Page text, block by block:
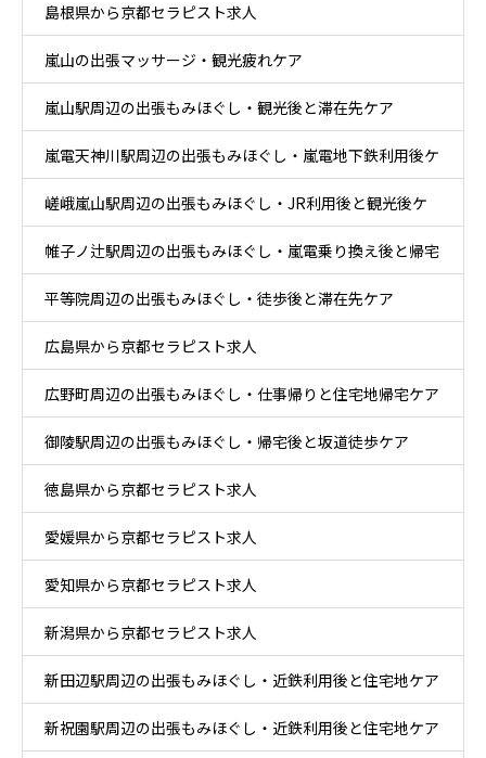
島根県から京都セラピスト求人
嵐山の出張マッサージ・観光疲れケア
嵐山駅周辺の出張もみほぐし・観光後と滞在先ケア
嵐電天神川駅周辺の出張もみほぐし・嵐電地下鉄利用後ケ
ア
嵯峨嵐山駅周辺の出張もみほぐし・JR利用後と観光後ケ
ア
帷子ノ辻駅周辺の出張もみほぐし・嵐電乗り換え後と帰宅
後ケア
平等院周辺の出張もみほぐし・徒歩後と滞在先ケア
広島県から京都セラピスト求人
広野町周辺の出張もみほぐし・仕事帰りと住宅地帰宅ケア
御陵駅周辺の出張もみほぐし・帰宅後と坂道徒歩ケア
徳島県から京都セラピスト求人
愛媛県から京都セラピスト求人
愛知県から京都セラピスト求人
新潟県から京都セラピスト求人
新田辺駅周辺の出張もみほぐし・近鉄利用後と住宅地ケア
新祝園駅周辺の出張もみほぐし・近鉄利用後と住宅地ケア